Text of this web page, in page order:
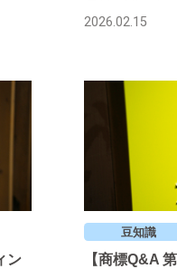
2026.02.15
ン
豆知識
【商標Q&A